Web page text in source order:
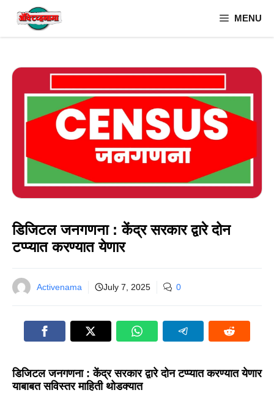
MENU
डिजिटल जनगणना : केंद्र सरकार द्वारे दोन
टप्प्यात करण्यात येणार
Activenama July 7, 2025 0
डिजिटल जनगणना : केंद्र सरकार द्वारे दोन टप्प्यात करण्यात येणार
याबाबत सविस्तर माहिती थोडक्यात